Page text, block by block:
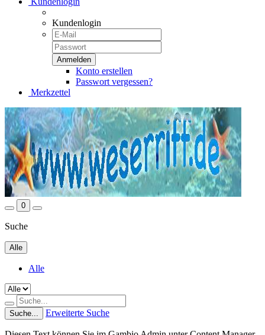
Kundenlogin
Konto erstellen
Passwort vergessen?
Merkzettel
0
Suche
Alle
Alle
Suche... Erweiterte Suche